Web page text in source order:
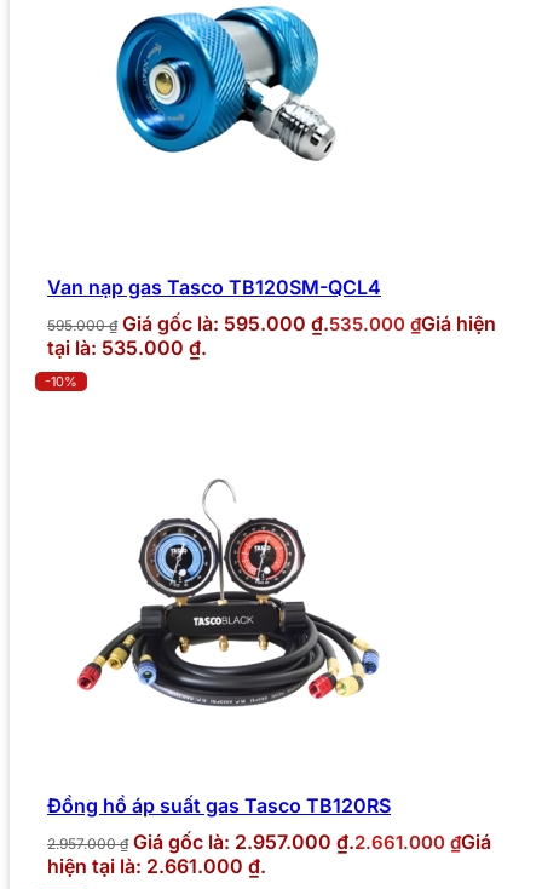
Van nạp gas Tasco TB120SM-QCL4
595.000₫ Giá gốc là: 595.000 ₫.535.000 ₫Giá hiện
tại là: 535.000 ₫.
-10%
Đồng hồ áp suất gas Tasco TB120RS
2.957.000₫ Giá gốc là: 2.957.000 ₫.2.661.000 ₫Giá
hiện tại là: 2.661.000 ₫.